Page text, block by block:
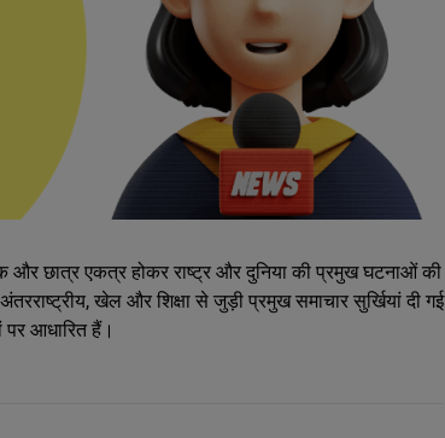
और छात्र एकत्र होकर राष्ट्र और दुनिया की प्रमुख घटनाओं की
खेल और शिक्षा से जुड़ी प्रमुख समाचार सुर्खियां दी गई
पर आधारित हैं।